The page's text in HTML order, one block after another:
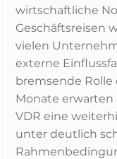
wirtschaftliche
Geschäftsreisen
vielen
externe
bremsende
Monate
VDR eine
unter deutlich